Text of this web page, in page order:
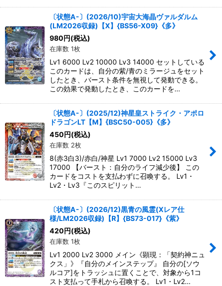
〔状態A-〕(2026/10)宇宙大海晶ヴァルダルム
(LM2026収録)【X】{BS56-X09}《多》
980円(税込)
在庫数 1枚
Lv1 6000 Lv2 10000 Lv3 14000 セットしている
このカードは、自分の紫/青のミラージュをセット
したとき、バースト条件を無視して発動できる。
この効果で発動したとき、このカードを…
〔状態A-〕(2025/12)神星皇ストライク・アポロ
ドラゴンLT【M】{BSC50-005}《多》
450円(税込)
在庫数 2枚
8(赤3白3)/赤白/神星 Lv1 7000 Lv2 15000 Lv3
17000 【バースト：自分のライフ減少後】 この
カードをコストを支払わずに召喚する。 Lv1・
Lv2・Lv3『このスピリット…
〔状態A-〕(2026/12)黒青の風霊(Xレア仕
様/LM2026収録)【R】{BS73-017}《紫》
420円(税込)
在庫数 1枚
Lv1 2000 Lv2 3000 メイン《顕現：「契約神ニュ
クス」》『自分のメインステップ』 自分の[ソウ
ルコア]をトラッシュに置くことで、対象から1コ
スト支払って手札から召喚する。 Lv1・Lv2…